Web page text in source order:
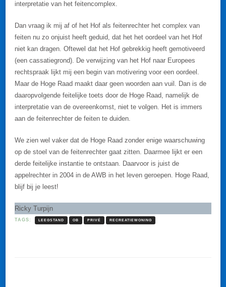
interpretatie van het feitencomplex.
Dan vraag ik mij af of het Hof als feitenrechter het complex van
feiten nu zo onjuist heeft geduid, dat het het oordeel van het Hof
niet kan dragen. Oftewel dat het Hof gebrekkig heeft gemotiveerd
(een cassatiegrond). De verwijzing van het Hof naar Europees
rechtspraak lijkt mij een begin van motivering voor een oordeel.
Maar de Hoge Raad maakt daar geen woorden aan vuil. Dan is de
daaropvolgende feitelijke toets door de Hoge Raad, namelijk de
interpretatie van de overeenkomst, niet te volgen. Het is immers
aan de feitenrechter de feiten te duiden.
We zien wel vaker dat de Hoge Raad zonder enige waarschuwing
op de stoel van de feitenrechter gaat zitten. Daarmee lijkt er een
derde feitelijke instantie te ontstaan. Daarvoor is juist de
appelrechter in 2004 in de AWB in het leven geroepen. Hoge Raad,
blijf bij je leest!
Ricky Turpijn
TAGS: LEEGSTAND OB PRIVÉ RECREATIEWONING